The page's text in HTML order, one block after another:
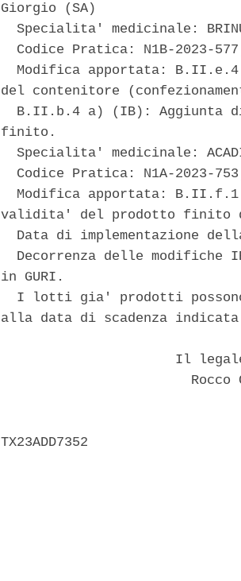
Giorgio (SA)
Specialita' medicinale:
Codice Pratica: N1B-2023-
Modifica apportata:
del contenitore
B.II.b.4 a) (IB): Aggiunta
finito.
Specialita' medicinale:
Codice Pratica: N1A-2023-
Modifica apportata:
validita' del prodotto finito
Data di implementazione
Decorrenza delle modifiche
in GURI.
I lotti gia' prodotti
alla data di scadenza
Il